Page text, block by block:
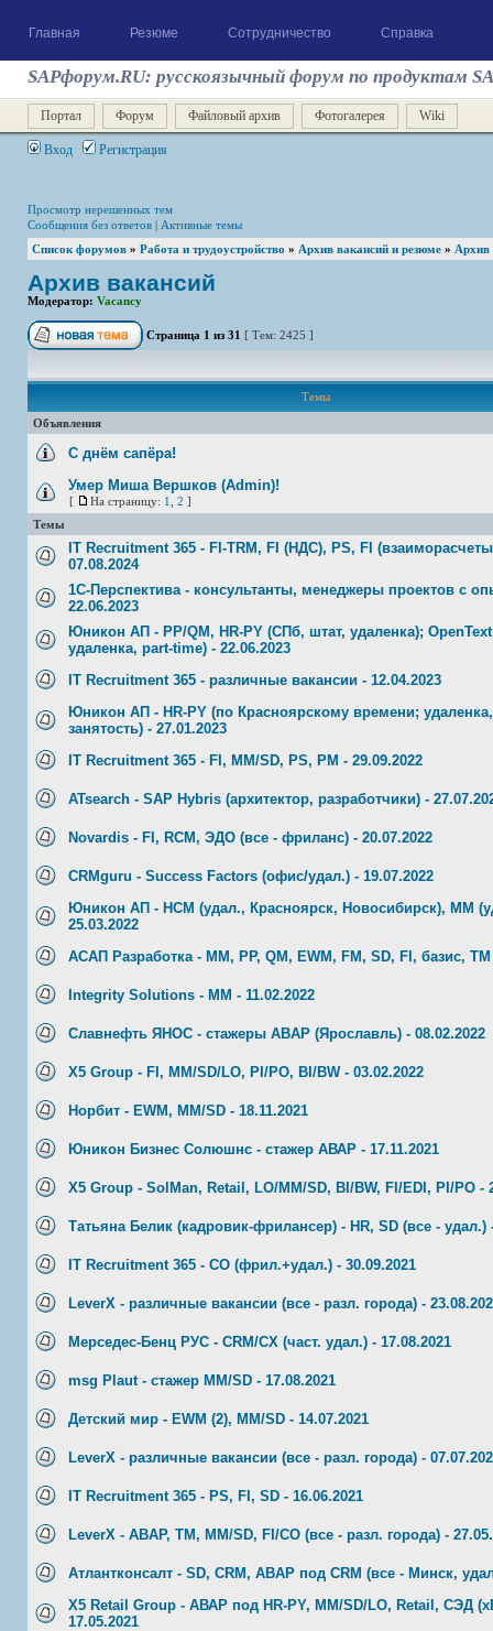
Главная Резюме Сотрудничество Справка
SAPфорум.RU: русскоязычный форум по продуктам
Портал Форум Файловый архив Фотогалерея Wiki
Вход Регистрация
Просмотр нерешенных тем
Сообщения без ответов | Активные темы
Список форумов » Работа и трудоустройство » Архив вакансий и резюме » Архив
Архив вакансий
Модератор: Vacancy
Страница 1 из 31 [ Тем: 2425 ]
Темы
Объявления
С днём сапёра!
Умер Миша Вершков (Admin)!
[ На страницу: 1 2 ]
Темы
IT Recruitment 365 - FI-TRM, FI (НДС), PS, FI
07.08.2024
1С-Перспектива - консультанты, менеджеры проектов с
22.06.2023
Юникон АП - PP/QM, HR-PY (СПб, штат, удаленка);
удаленка, part-time) - 22.06.2023
IT Recruitment 365 - различные вакансии - 12.04.2023
Юникон АП - HR-PY (по Красноярскому времени;
занятость) - 27.01.2023
IT Recruitment 365 - FI, MM/SD, PS, PM - 29.09.2022
ATsearch - SAP Hybris (архитектор, разработчики) -
Novardis - FI, RCM, ЭДО (все - фриланс) - 20.07.2022
CRMguru - Success Factors (офис/удал.) - 19.07.2022
Юникон АП - НСМ (удал., Красноярск, Новосибирск), ММ
25.03.2022
АСАП Разработка - MM, PP, QM, EWM, FM, SD, FI, базис, TM
Integrity Solutions - MM - 11.02.2022
Славнефть ЯНОС - стажеры ABAP (Ярославль) - 08.02.2022
X5 Group - FI, MM/SD/LO, PI/PO, BI/BW - 03.02.2022
Норбит - EWM, MM/SD - 18.11.2021
Юникон Бизнес Солюшнс - стажер АВАР - 17.11.2021
X5 Group - SolMan, Retail, LO/MM/SD, BI/BW, FI/EDI, PI/PO -
Татьяна Белик (кадровик-фрилансер) - HR, SD (все - удал.)
IT Recruitment 365 - СО (фрил.+удал.) - 30.09.2021
LeverX - различные вакансии (все - разл. города) -
Мерседес-Бенц РУС - CRM/CX (част. удал.) - 17.08.2021
msg Plaut - стажер MM/SD - 17.08.2021
Детский мир - EWM (2), MM/SD - 14.07.2021
LeverX - различные вакансии (все - разл. города) -
IT Recruitment 365 - PS, FI, SD - 16.06.2021
LeverX - ABAP, TM, MM/SD, FI/CO (все - разл. города) -
Атлантконсалт - SD, CRM, ABAP под CRM (все - Минск,
X5 Retail Group - АВАР под HR-PY, MM/SD/LO, Retail, СЭД
17.05.2021